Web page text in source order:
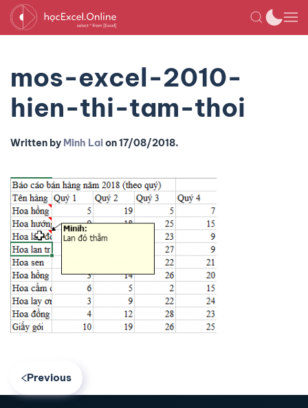
mos-excel-2010-
hien-thi-tam-thoi
Written by Minh Laion17/08/2018.
Previous